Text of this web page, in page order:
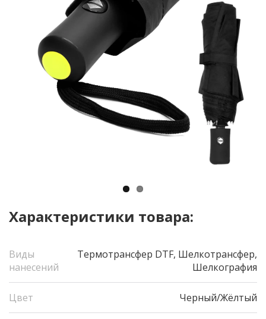
Характеристики товара:
Виды
нанесений
Термотрансфер DTF, Шелкотрансфер,
Шелкография
Цвет Черный/Жёлтый